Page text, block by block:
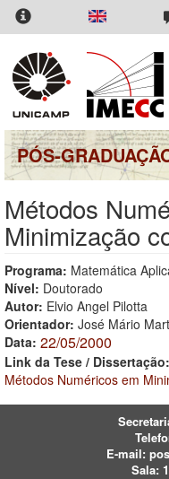
Pular
para
conteúdo
principal
PÓS-
Métodos
Minimização
Programa: Matemática
Nível: Doutorado
Autor: Elvio Angel Pilotta
Orientador: José Mário
Data: 22/05/2000
Link da Tese / Dissertação:
Métodos Numéricos em
E-mail:
Sala: